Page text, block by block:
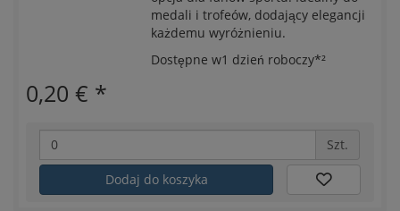
medali i trofeów, dodający elegancji
każdemu wyróżnieniu.
Dostępne w1 dzień roboczy*²
0,20 € *
Szt.
Dodaj do koszyka